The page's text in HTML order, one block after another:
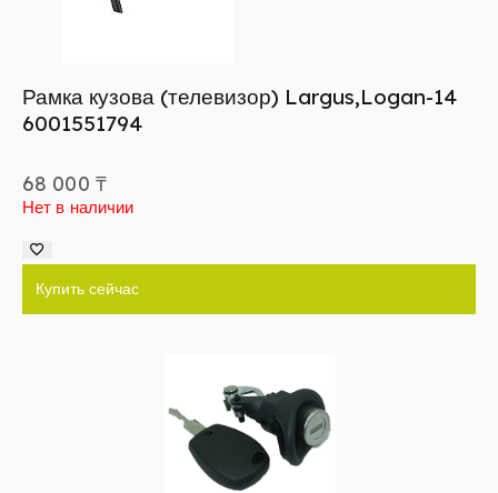
Рамка кузова (телевизор) Largus,Logan-14
6001551794
68 000 ₸
Нет в наличии
Купить сейчас